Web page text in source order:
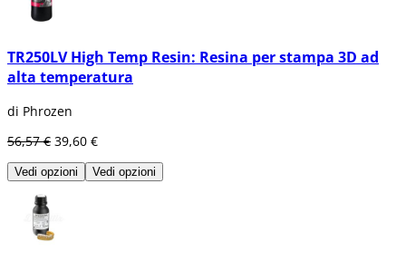
TR250LV High Temp Resin: Resina per stampa 3D ad
alta temperatura
di Phrozen
56,57 € 39,60 €
Vedi opzioni Vedi opzioni